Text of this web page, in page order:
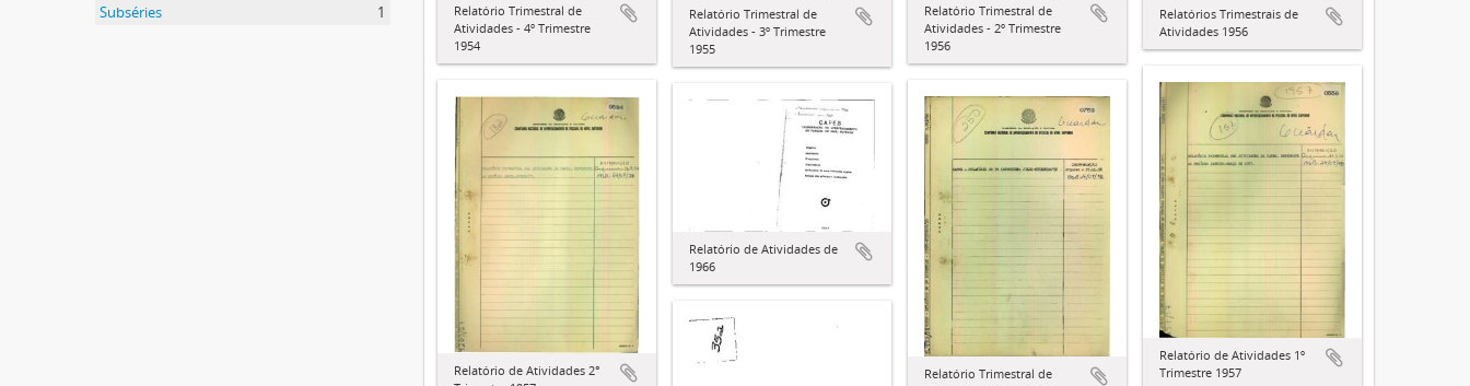
Subséries
1
Relatório Trimestral de
Atividades - 4º Trimestre
1954
Relatório Trimestral de
Atividades - 3º Trimestre
1955
Relatório Trimestral de
Atividades - 2º Trimestre
1956
Relatórios Trimestrais de
Atividades 1956
Relatório de Atividades 1º
Trimestre 1957
Relatório de Atividades 2°
Relatório Trimestral de
Relatório de Atividades de
1966